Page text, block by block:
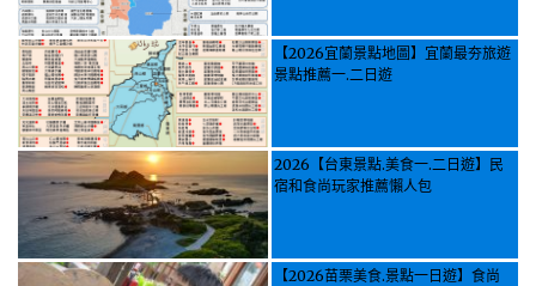
【2026宜蘭景點地圖】宜蘭最夯旅遊
景點推薦一.二日遊
2026【台東景點.美食一.二日遊】民
宿和食尚玩家推薦懶人包
【2026苗栗美食.景點一日遊】食尚